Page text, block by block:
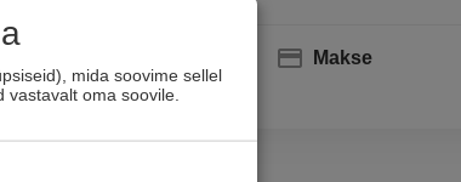
sooviloendisse
Makse
mida soovime sellel
oma soovile.